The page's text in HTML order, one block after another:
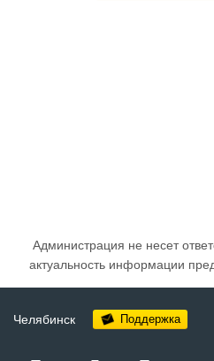
Администрация не несет
актуальность информации
Челябинск Поддержка